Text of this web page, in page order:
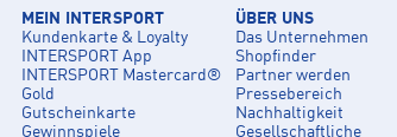
MEIN INTERSPORT
Kundenkarte & Loyalty
INTERSPORT App
INTERSPORT Mastercard®
Gold
Gutscheinkarte
Gewinnspiele
ÜBER UNS
Das Unternehmen
Shopfinder
Partner werden
Pressebereich
Nachhaltigkeit
Gesellschaftliche